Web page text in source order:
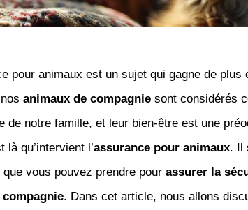
pour animaux est un sujet qui gagne de
animaux de compagniesont considérés
de notre famille, et leur bien-être est une
là qu’intervient l’assurance pour animaux. Il
que vous pouvez prendre pour assurer la
. Dans cet article, nous allons